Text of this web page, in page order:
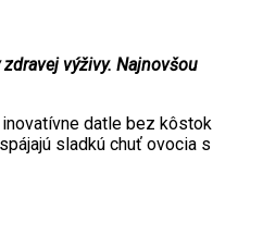
výživy. Najnovšou
datle bez kôstok
sladkú chuť ovocia s